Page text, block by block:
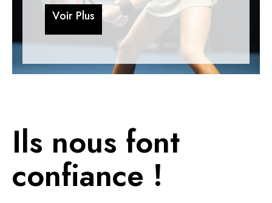
Voir Plus
Voir Plus
Ils nous font
confiance !